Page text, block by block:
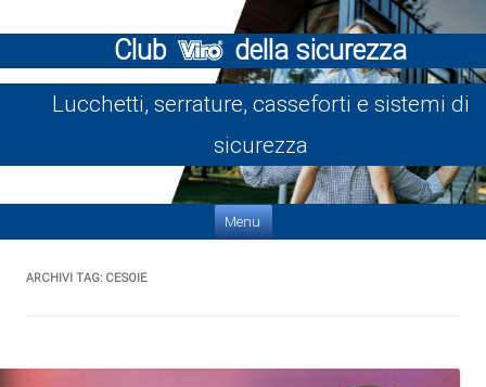
Club della sicurezza
Lucchetti, serrature, casseforti e sistemi di
sicurezza
Menu
ARCHIVI TAG: CESOIE